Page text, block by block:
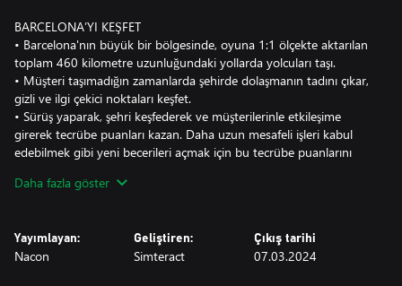
BARCELONA’YI KEŞFET
• Barcelona'nın büyük bir bölgesinde, oyuna 1:1 ölçekte aktarılan
toplam 460 kilometre uzunluğundaki yollarda yolcuları taşı.
• Müşteri taşımadığın zamanlarda şehirde dolaşmanın tadını çıkar,
gizli ve ilgi çekici noktaları keşfet.
• Sürüş yaparak, şehri keşfederek ve müşterilerinle etkileşime
girerek tecrübe puanları kazan. Daha uzun mesafeli işleri kabul
edebilmek gibi yeni becerileri açmak için bu tecrübe puanlarını
• Trafik kurallarına uy, araçlara ve yayalara çarpma.
• Rastgele meydana gelen olaylara (kazalar, yol çalışmaları, geçit
Daha fazla göster
Yayımlayan:
Nacon
Geliştiren:
Simteract
Çıkış tarihi
07.03.2024